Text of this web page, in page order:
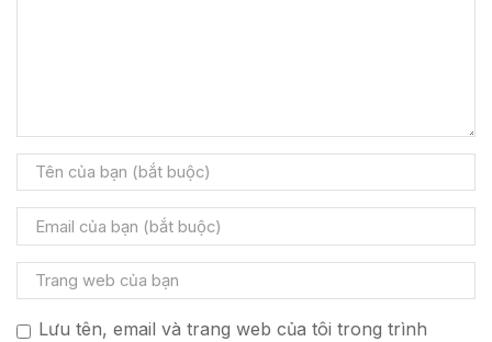
Lưu tên, email và trang web của tôi trong trình